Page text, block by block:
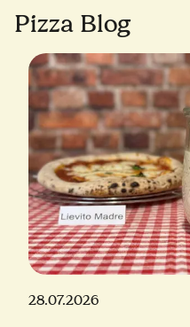
Pizza Blog
28.07.2026